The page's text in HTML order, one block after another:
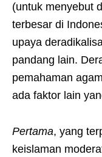
(untuk menyebut
terbesar di
upaya
pandang lain.
pemahaman
ada faktor lain
Pertama, yang
keislaman